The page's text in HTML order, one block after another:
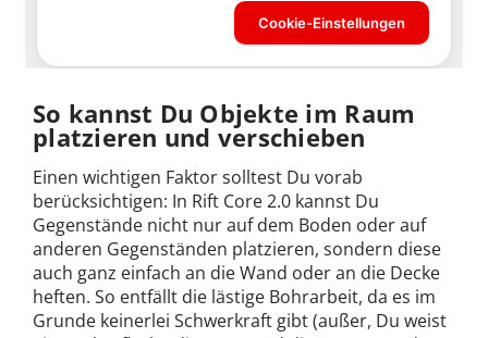
So kannst Du Objekte im Raum
platzieren und verschieben
Einen wichtigen Faktor solltest Du vorab
berücksichtigen: In Rift Core 2.0 kannst Du
Gegenstände nicht nur auf dem Boden oder auf
anderen Gegenständen platzieren, sondern diese
auch ganz einfach an die Wand oder an die Decke
heften. So entfällt die lästige Bohrarbeit, da es im
Grunde keinerlei Schwerkraft gibt (außer, Du weist